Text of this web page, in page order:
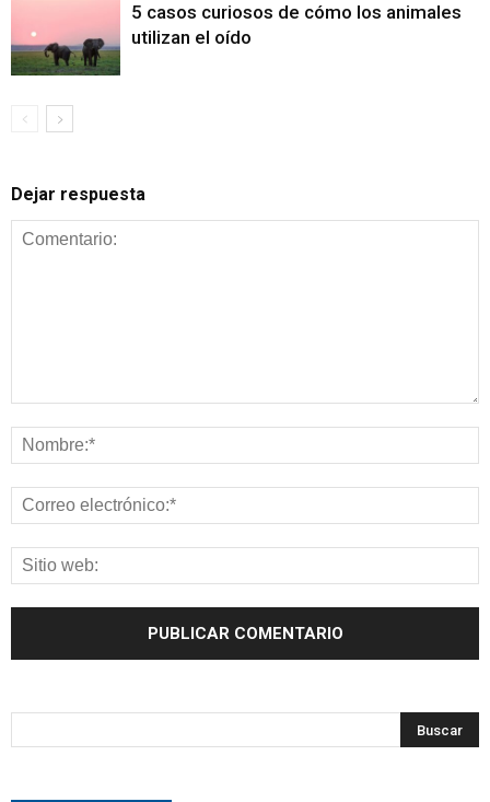
5 casos curiosos de cómo los animales
utilizan el oído
Dejar respuesta